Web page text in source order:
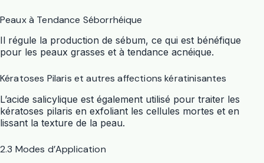
Peaux à Tendance Séborrhéique
Il régule la production de sébum, ce qui est bénéfique
pour les peaux grasses et à tendance acnéique.
Kératoses Pilaris et autres affections kératinisantes
L’acide salicylique est également utilisé pour traiter les
kératoses pilaris en exfoliant les cellules mortes et en
lissant la texture de la peau.
2.3 Modes d’Application